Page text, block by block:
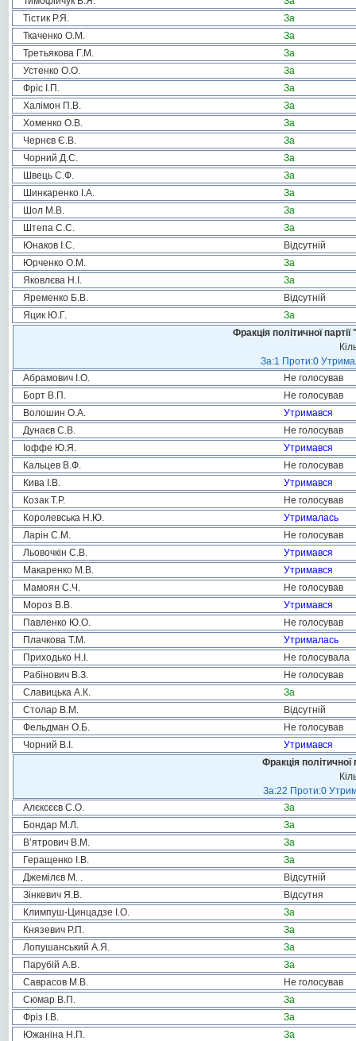
Тістик Р.Я.
За
Ткаченко О.М.
За
Третьякова Г.М.
За
Устенко О.О.
За
Фріс І.П.
За
Халімон П.В.
За
Хоменко О.В.
За
Чернєв Є.В.
За
Чорний Д.С.
За
Швець С.Ф.
За
Шинкаренко І.А.
За
Шол М.В.
За
Штепа С.С.
За
Юнаков І.С.
Відсутній
Юрченко О.М.
За
Яковлєва Н.І.
За
Яременко Б.В.
Відсутній
Яцик Ю.Г.
За
Фракція політичної
За:1 Проти:0
Абрамович І.О.
Не голосував
Борт В.П.
Не голосував
Волошин О.А.
Утримався
Дунаєв С.В.
Не голосував
Іоффе Ю.Я.
Утримався
Кальцев В.Ф.
Не голосував
Кива І.В.
Утримався
Козак Т.Р.
Не голосував
Королевська Н.Ю.
Утрималась
Ларін С.М.
Не голосував
Льовочкін С.В.
Утримався
Макаренко М.В.
Утримався
Мамоян С.Ч.
Не голосував
Мороз В.В.
Утримався
Павленко Ю.О.
Не голосував
Плачкова Т.М.
Утрималась
Приходько Н.І.
Не голосувала
Рабінович В.З.
Не голосував
Славицька А.К.
За
Столар В.М.
Відсутній
Фельдман О.Б.
Не голосував
Чорний В.І.
Утримався
Фракція
За:22 Проти:0
Алєксєєв С.О.
За
Бондар М.Л.
За
В’ятрович В.М.
За
Геращенко І.В.
За
Джемілєв М. .
Відсутній
Зінкевич Я.В.
Відсутня
Климпуш-Цинцадзе І.О.
За
Князевич Р.П.
За
Лопушанський А.Я.
За
Парубій А.В.
За
Саврасов М.В.
Не голосував
Сюмар В.П.
За
Фріз І.В.
За
Южаніна Н.П.
За